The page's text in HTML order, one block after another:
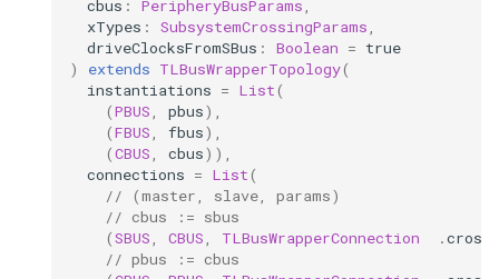
cbus : PeripheryBusParams,
xTypes : SubsystemCrossingParams,
driveClocksFromSBus : Boolean = true
)
extends TLBusWrapperTopology(
instantiations = List(
(PBUS, pbus),
(FBUS, fbus),
(CBUS, cbus)),
connections = List(
// (master, slave, params)
// cbus := sbus
(SBUS, CBUS, TLBusWrapperConnection .
// pbus := cbus